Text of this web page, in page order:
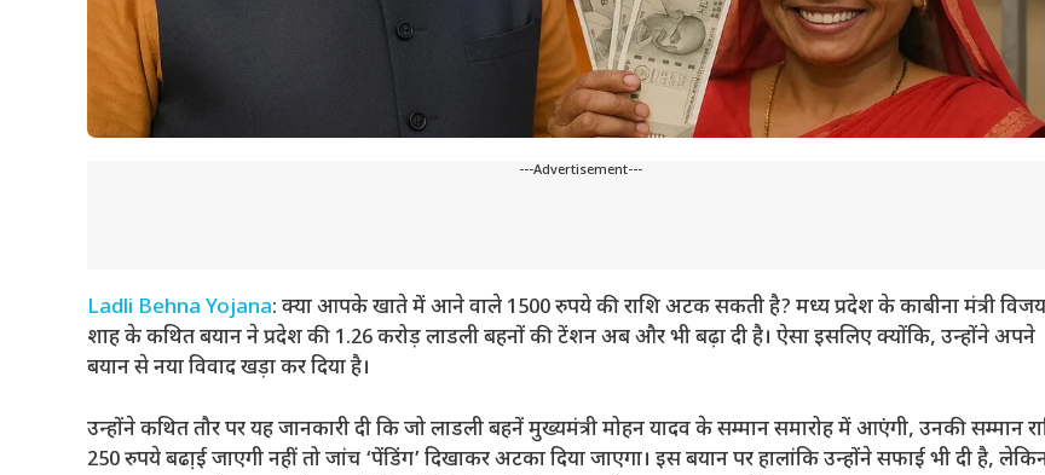
---Advertisement---
Ladli Behna Yojana: क्या आपके खाते में आने वाले 1500 रुपये की राशि अटक सकती है? मध्य प्रदेश के काबीना मंत्री विजय
शाह के कथित बयान ने प्रदेश की 1.26 करोड़ लाडली बहनों की टेंशन अब और भी बढ़ा दी है। ऐसा इसलिए क्योंकि, उन्होंने अपने
बयान से नया विवाद खड़ा कर दिया है।
उन्होंने कथित तौर पर यह जानकारी दी कि जो लाडली बहनें मुख्यमंत्री मोहन यादव के सम्मान समारोह में आएंगी, उनकी सम्मान
250 रुपये बढा़ई जाएगी नहीं तो जांच ‘पेंडिंग’ दिखाकर अटका दिया जाएगा। इस बयान पर हालांकि उन्होंने सफाई भी दी है,